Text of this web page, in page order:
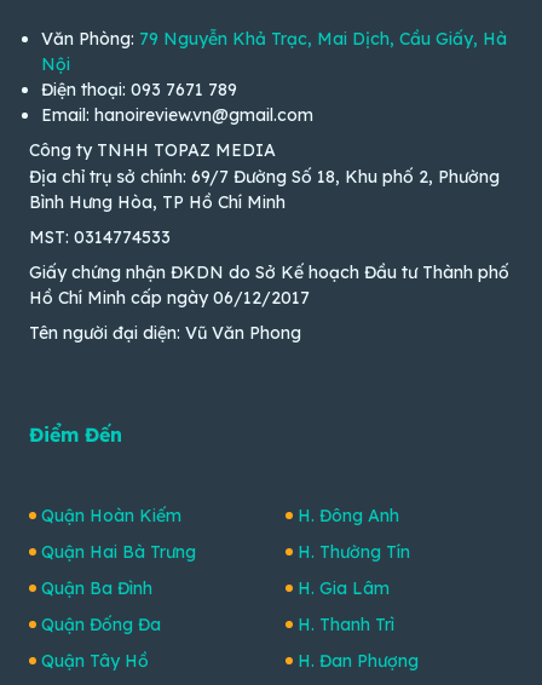
Văn Phòng: 79 Nguyễn Khả Trạc, Mai Dịch, Cầu Giấy, Hà
Nội
Điện thoại: 093 7671 789
Email: hanoireview.vn@gmail.com
Công ty TNHH TOPAZ MEDIA
Địa chỉ trụ sở chính: 69/7 Đường Số 18, Khu phố 2, Phường
Bình Hưng Hòa, TP Hồ Chí Minh
MST: 0314774533
Giấy chứng nhận ĐKDN do Sở Kế hoạch Đầu tư Thành phố
Hồ Chí Minh cấp ngày 06/12/2017
Tên người đại diện: Vũ Văn Phong
Điểm Đến
Quận Hoàn Kiếm
Quận Hai Bà Trưng
Quận Ba Đình
Quận Đống Đa
Quận Tây Hồ
H. Đông Anh
H. Thường Tín
H. Gia Lâm
H. Thanh Trì
H. Đan Phượng